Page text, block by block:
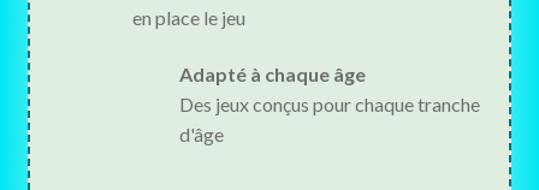
en place le jeu
Adapté à chaque âge
Des jeux conçus pour chaque tranche
d'âge